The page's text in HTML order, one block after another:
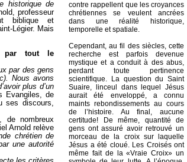
historique de
professeur
biblique et
Légier. Mais
par tout le
par des gens
Nous avons
plus d’un
Evangiles, de
ses discours,
de nombreux
Arnold relève
chrétien de
une autorité
contre rappellent que les croyances
chrétiennes se veulent ancrées
dans une réalité historique,
temporelle et spatiale.
Cependant, au fil des siècles, cette
recherche est parfois devenue
mystique et a conduit à des abus,
perdant toute pertinence
scientifique. La question du Saint
Suaire, linceul dans lequel Jésus
aurait été enveloppé, a connu
maints rebondissements au cours
de l’histoire. Au final, aucune
certitude! De même, quantité de
gens ont assuré avoir retrouvé un
morceau de la croix sur laquelle
Jésus a été cloué. Les Croisés ont
même fait de la «Vraie Croix» un